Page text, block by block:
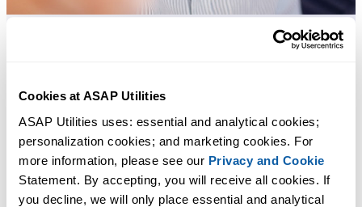
Cookies at ASAP Utilities
ASAP Utilities uses: essential and analytical cookies;
personalization cookies; and marketing cookies. For
more information, please see our Privacy and Cookie
Statement. By accepting, you will receive all cookies. If
you decline, we will only place essential and analytical
Zeit sparen in Excel. Schnell und einfach.
ASAP Utilities hilft Ihnen, Zeit zu sparen und Dinge zu tun, die mit
Excel allein nicht möglich sind.